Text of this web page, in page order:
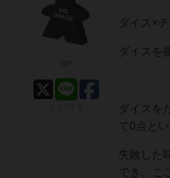
ダイス×
ダイスを
ダイスを
て0点と
失敗した
でき、こ